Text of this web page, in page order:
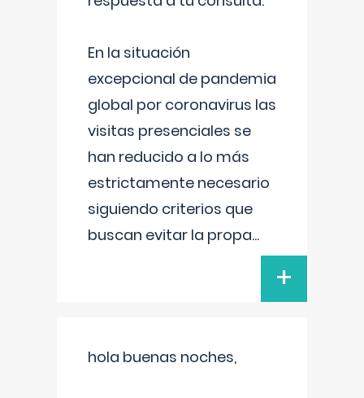
En la situación
excepcional de pandemia
global por coronavirus las
visitas presenciales se
han reducido a lo más
estrictamente necesario
siguiendo criterios que
buscan evitar la propa...
+
hola buenas noches,